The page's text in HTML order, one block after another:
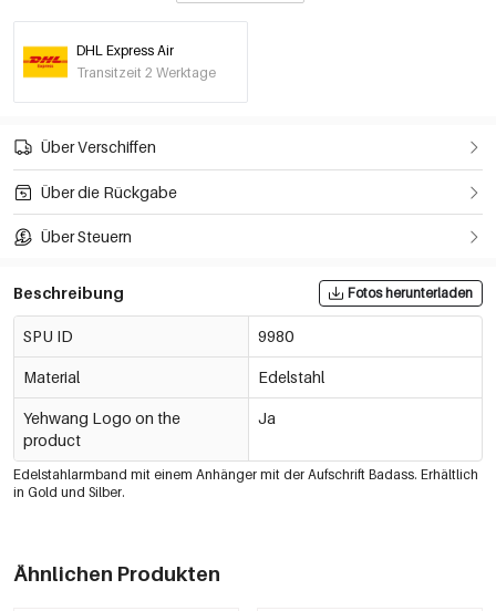
DHL Express Air
Transitzeit 2 Werktage
Über Verschiffen
Über die Rückgabe
Über Steuern
Beschreibung Fotos herunterladen
SPU ID 9980
Material Edelstahl
Yehwang Logo on the
product
Ja
Edelstahlarmband mit einem Anhänger mit der Aufschrift Badass. Erhältlich
in Gold und Silber.
Ähnlichen Produkten